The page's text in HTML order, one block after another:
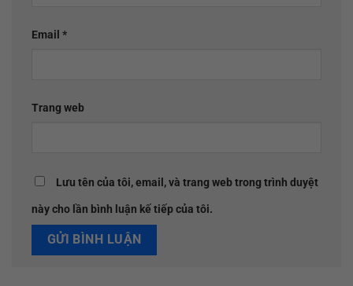
Email *
Trang web
Lưu tên của tôi, email, và trang web trong trình duyệt
này cho lần bình luận kế tiếp của tôi.